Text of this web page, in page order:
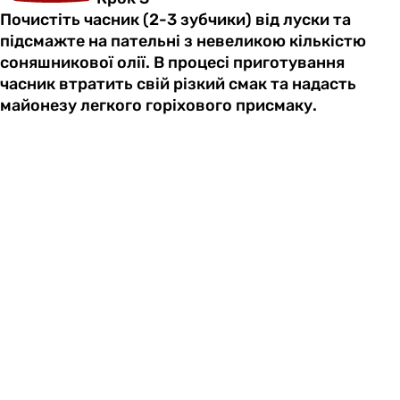
Почистіть часник (2-3 зубчики) від луски та
підсмажте на пательні з невеликою кількістю
соняшникової олії. В процесі приготування
часник втратить свій різкий смак та надасть
майонезу легкого горіхового присмаку.